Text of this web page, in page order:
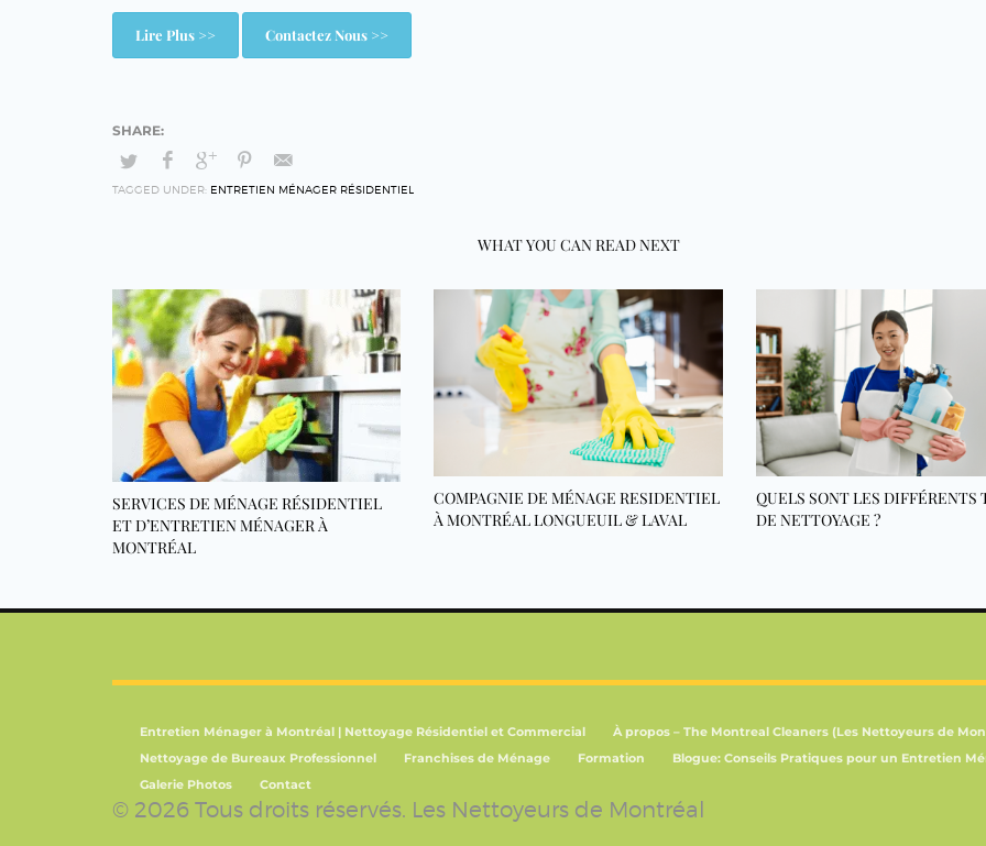
Lire Plus >> Contactez Nous >>
TAGGED UNDER: ENTRETIEN MÉNAGER RÉSIDENTIEL
WHAT YOU CAN READ NEXT
SERVICES DE MÉNAGE RÉSIDENTIEL
ET D’ENTRETIEN MÉNAGER À
MONTRÉAL
COMPAGNIE DE MÉNAGE RESIDENTIEL
À MONTRÉAL LONGUEUIL & LAVAL
QUELS SONT LES DIFFÉRENTS
DE NETTOYAGE ?
Entretien Ménager à Montréal | Nettoyage Résidentiel et Commercial
À propos – The Montreal Cleaners (Les Nettoyeurs de
Nettoyage de Bureaux Professionnel
Franchises de Ménage Formation
Blogue: Conseils Pratiques pour un Entretien
Galerie Photos
Contact
© 2026 Tous droits réservés. Les Nettoyeurs de Montréal